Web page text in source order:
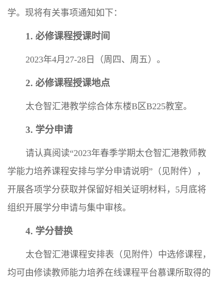
学。现将有关事项通知如下：
1. 必修课程授课时间
2023年4月27-28日（周四、周五）。
2. 必修课程授课地点
太仓智汇港教学综合体东楼B区B225教室。
3. 学分申请
请认真阅读“2023年春季学期太仓智汇港教师教
学能力培养课程安排与学分申请说明”（见附件），
开展各项学分获取并保留好相关证明材料，5月底将
组织开展学分申请与集中审核。
4. 学分替换
太仓智汇港课程安排表（见附件）中选修课程，
均可由修读教师能力培养在线课程平台慕课所取得的